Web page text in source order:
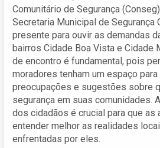
Comunitário de Segurança
Secretaria Municipal de Segurança
presente para ouvir as demandas
bairros Cidade Boa Vista e Cidade
de encontro é fundamental, pois
moradores tenham um espaço
preocupações e sugestões sobre
segurança em suas comunidades.
dos cidadãos é crucial para que as
entender melhor as realidades
enfrentadas por eles.